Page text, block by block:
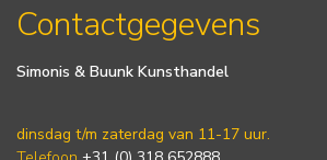
Contactgegevens
Simonis & Buunk Kunsthandel
dinsdag t/m zaterdag van 11-17 uur.